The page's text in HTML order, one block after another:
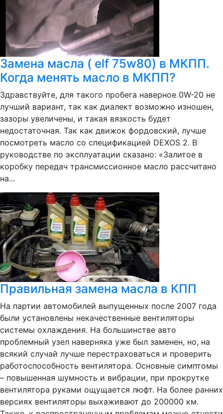
Замена масла ( elf 75w80) в МКПП.
Когда менять масло в МКПП?
Здравствуйте, для такого пробега наверное 0W-20 не
лучший вариант, так как диалект возможно изношен,
зазоры увеличены, и такая вязкость будет
недостаточная. Так как движок фордовский, лучше
посмотреть масло со спецификацией DEXOS 2. В
руководстве по эксплуатации сказано: «Залитое в
коробку передач трансмиссионное масло рассчитано
на...
Правильная замена масла в КПП
На партии автомобилей выпущенных после 2007 года
были установлены некачественные вентиляторы
системы охлаждения. На большинстве авто
проблемный узел наверняка уже был заменен, но, на
всякий случай лучше перестраховаться и проверить
работоспособность вентилятора. Основные симптомы
– повышенная шумность и вибрации, при прокрутке
вентилятора руками ощущается люфт. На более ранних
версиях вентиляторы выхаживают до 200000 км.